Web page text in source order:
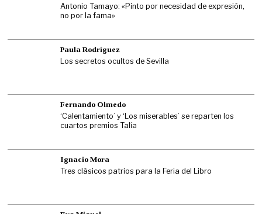
Antonio Tamayo: «Pinto por necesidad de expresión,
no por la fama»
Paula Rodríguez
Los secretos ocultos de Sevilla
Fernando Olmedo
‘Calentamiento’ y ‘Los miserables’ se reparten los
cuartos premios Talía
Ignacio Mora
Tres clásicos patrios para la Feria del Libro